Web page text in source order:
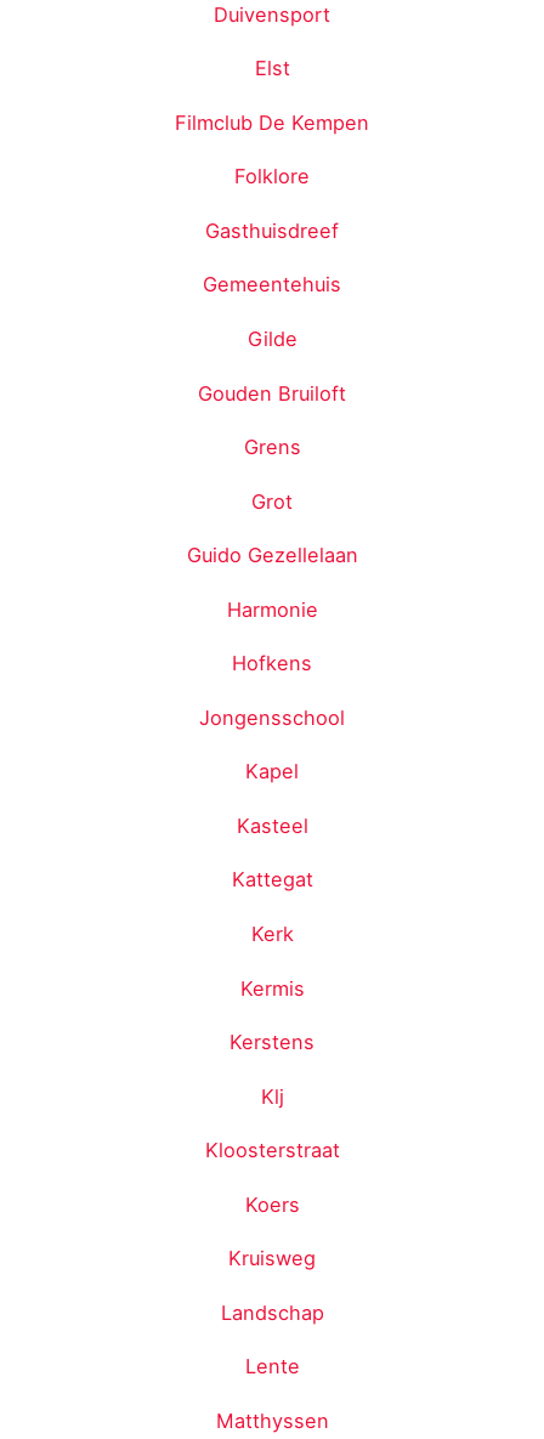
Duivensport
Elst
Filmclub De Kempen
Folklore
Gasthuisdreef
Gemeentehuis
Gilde
Gouden Bruiloft
Grens
Grot
Guido Gezellelaan
Harmonie
Hofkens
Jongensschool
Kapel
Kasteel
Kattegat
Kerk
Kermis
Kerstens
Klj
Kloosterstraat
Koers
Kruisweg
Landschap
Lente
Matthyssen